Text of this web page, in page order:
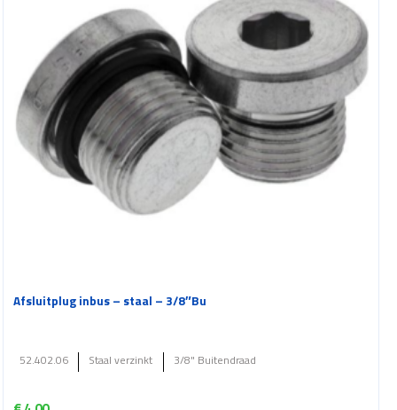
Afsluitplug inbus – staal – 3/8″Bu
52.402.06 Staal verzinkt 3/8" Buitendraad